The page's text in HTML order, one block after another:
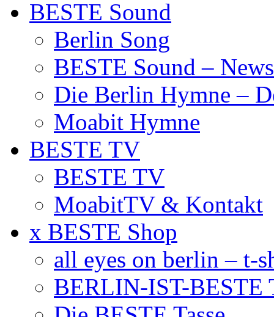
BESTE Sound
Berlin Song
BESTE Sound –
Die Berlin Hymne –
Moabit Hymne
BESTE TV
BESTE TV
MoabitTV & Kontakt
x BESTE Shop
all eyes on berlin – t-
BERLIN-IST-BESTE